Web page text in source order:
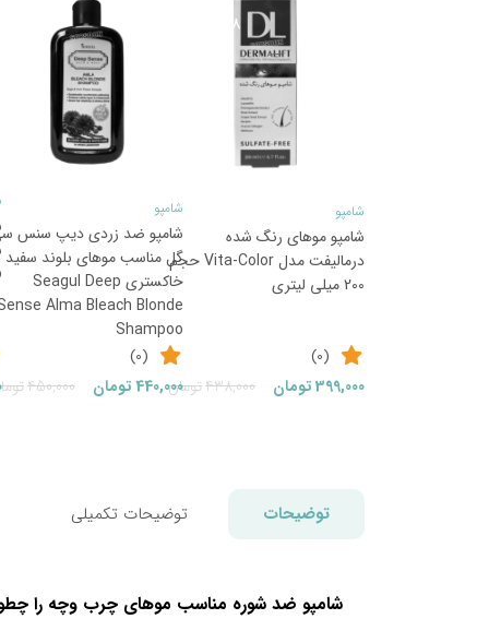
8
شامپو
شامپو موهای رنگ شده
درمالیفت مدل Vita-Color حجم
200 میلی لیتری
(0)
438,000تومانقیمت
399,000تومان
قیمت
2
شامپو
شامپو ضد زردی دیپ سنس
گل مناسب موهای بلوند سفید
خاکستری Seagul Deep
Alma Bleach Blonde
Shampoo
(0)
450,000 440,000تومان
توضیحات توضیحات تکمیلی
شامپو ضد شوره مناسب موهای چرب وچه را